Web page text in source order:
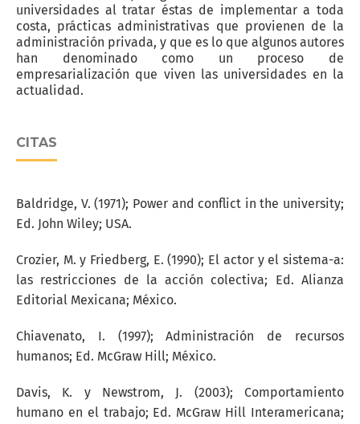
universidades al tratar éstas de implementar a toda
costa, prácticas administrativas que provienen de la
administración privada, y que es lo que algunos autores
han denominado como un proceso de
empresarialización que viven las universidades en la
actualidad.
CITAS
Baldridge, V. (1971); Power and conflict in the university;
Ed. John Wiley; USA.
Crozier, M. y Friedberg, E. (1990); El actor y el sistema-a:
las restricciones de la acción colectiva; Ed. Alianza
Editorial Mexicana; México.
Chiavenato, I. (1997); Administración de recursos
humanos; Ed. McGraw Hill; México.
Davis, K. y Newstrom, J. (2003); Comportamiento
humano en el trabajo; Ed. McGraw Hill Interamericana;